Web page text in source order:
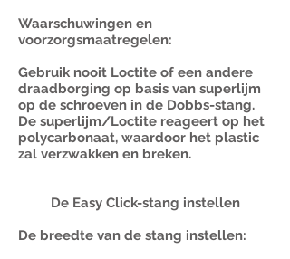
Waarschuwingen en
voorzorgsmaatregelen:
Gebruik nooit Loctite of een andere
draadborging op basis van superlijm
op de schroeven in de Dobbs-stang.
De superlijm/Loctite reageert op het
polycarbonaat, waardoor het plastic
zal verzwakken en breken.
De Easy Click-stang instellen
De breedte van de stang instellen: